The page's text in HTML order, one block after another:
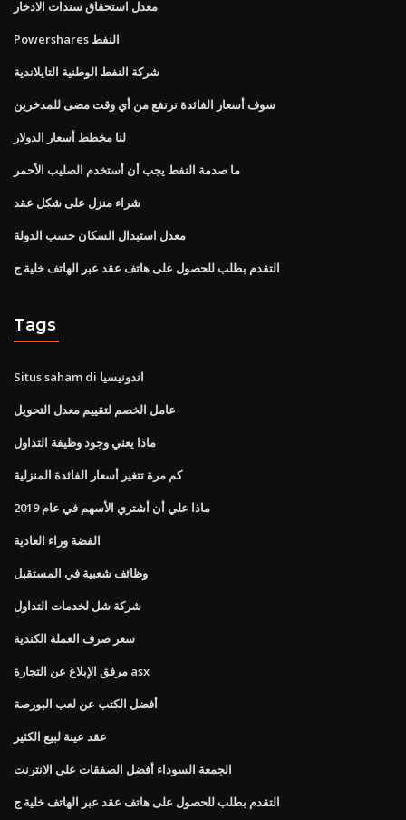
معدل استحقاق سندات الادخار
Powershares النفط
شركة النفط الوطنية التايلاندية
سوف أسعار الفائدة ترتفع من أي وقت مضى للمدخرين
لنا مخطط أسعار الدولار
ما صدمة النفط يجب أن أستخدم الصليب الأحمر
شراء منزل على شكل عقد
معدل استبدال السكان حسب الدولة
التقدم بطلب للحصول على هاتف عقد عبر الهاتف خلية ج
Tags
Situs saham di اندونيسيا
عامل الخصم لتقييم معدل التحويل
ماذا يعني وجود وظيفة التداول
كم مرة تتغير أسعار الفائدة المنزلية
ماذا علي أن أشتري الأسهم في عام 2019
الفضة وراء العادية
وظائف شعبية في المستقبل
شركة شل لخدمات التداول
سعر صرف العملة الكندية
مرفق الإبلاغ عن التجارة asx
أفضل الكتب عن لعب البورصة
عقد عينة لبيع الكثير
الجمعة السوداء أفضل الصفقات على الانترنت
التقدم بطلب للحصول على هاتف عقد عبر الهاتف خلية ج